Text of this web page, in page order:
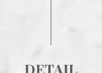
DETAIL